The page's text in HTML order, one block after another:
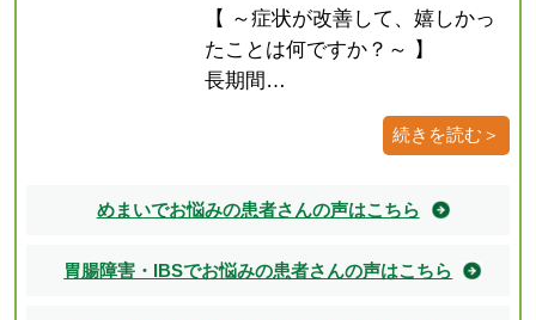
【 ～症状が改善して、嬉しかっ
たことは何ですか？～ 】
長期間…
続きを読む＞
めまいでお悩みの患者さんの声はこちら
胃腸障害・IBSでお悩みの患者さんの声はこちら